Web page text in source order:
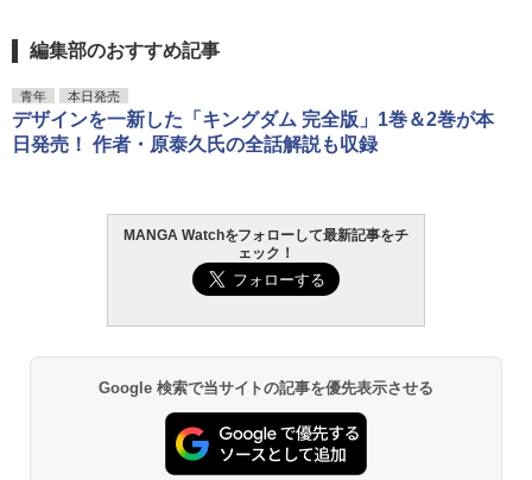
編集部のおすすめ記事
青年 本日発売
デザインを一新した「キングダム 完全版」1巻＆2巻が本
日発売！ 作者・原泰久氏の全話解説も収録
MANGA Watchをフォローして最新記事をチ
ェック！
Google 検索で当サイトの記事を優先表示させる